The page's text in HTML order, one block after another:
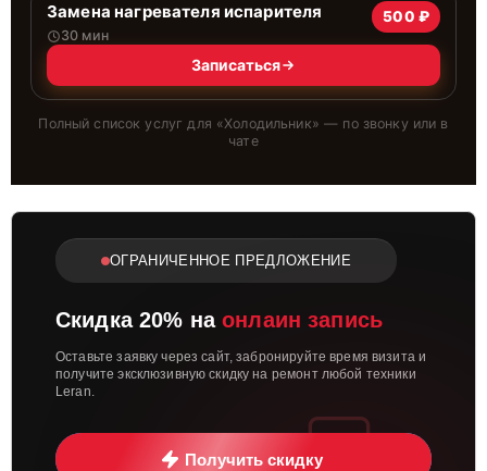
Замена нагревателя испарителя
30 мин
500 ₽
Записаться
Полный список услуг для «Холодильник» — по звонку или в
чате
ОГРАНИЧЕННОЕ ПРЕДЛОЖЕНИЕ
Скидка 20% наонлаин запись
Оставьте заявку через сайт, забронируйте время визита и
получите эксклюзивную скидку на ремонт любой техники
Leran.
Получить скидку